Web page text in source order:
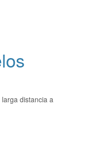
distancia a